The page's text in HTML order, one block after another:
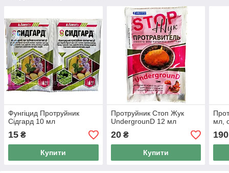
Фунгіцид Протруйник
Сідгард 10 мл
15 ₴
Купити
Протруйник Стоп Жук
UndergrounD 12 мл
20₴
Купити
мл,
190